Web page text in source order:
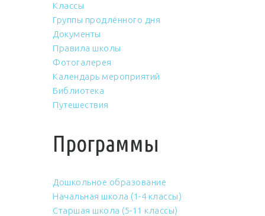
Классы
Группы продлённого дня
Документы
Правила школы
Фотогалерея
Календарь мероприятий
Библиотека
Путешествия
Программы
Дошкольное образование
Начальная школа (1-4 классы)
Старшая школа (5-11 классы)